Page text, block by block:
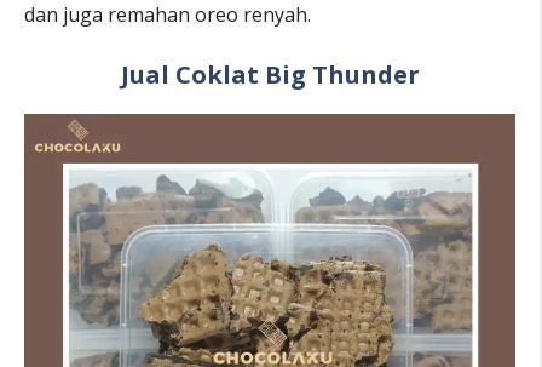
dan juga remahan oreo renyah.
Jual Coklat Big Thunder